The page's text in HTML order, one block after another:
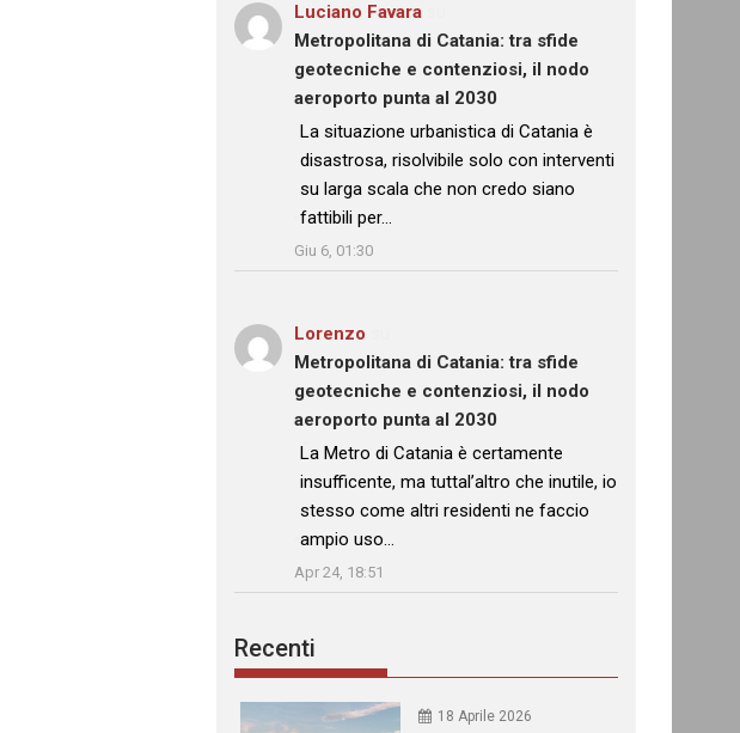
Luciano Favara
Metropolitana di Catania: tra sfide
geotecniche e contenziosi, il nodo
aeroporto punta al 2030
: “La situazione urbanistica di Catania è
disastrosa, risolvibile solo con interventi
su larga scala che non credo siano
fattibili per…
Giu 6, 01:30
Lorenzo
Metropolitana di Catania: tra sfide
geotecniche e contenziosi, il nodo
aeroporto punta al 2030
: “La Metro di Catania è certamente
insufficente, ma tuttal’altro che inutile, io
stesso come altri residenti ne faccio
ampio uso…
Apr 24, 18:51
Recenti
18 Aprile 2026